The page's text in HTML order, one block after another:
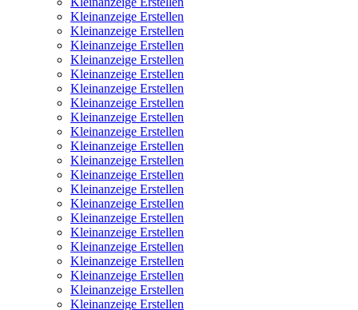
Kleinanzeige Erstellen
Kleinanzeige Erstellen
Kleinanzeige Erstellen
Kleinanzeige Erstellen
Kleinanzeige Erstellen
Kleinanzeige Erstellen
Kleinanzeige Erstellen
Kleinanzeige Erstellen
Kleinanzeige Erstellen
Kleinanzeige Erstellen
Kleinanzeige Erstellen
Kleinanzeige Erstellen
Kleinanzeige Erstellen
Kleinanzeige Erstellen
Kleinanzeige Erstellen
Kleinanzeige Erstellen
Kleinanzeige Erstellen
Kleinanzeige Erstellen
Kleinanzeige Erstellen
Kleinanzeige Erstellen
Kleinanzeige Erstellen